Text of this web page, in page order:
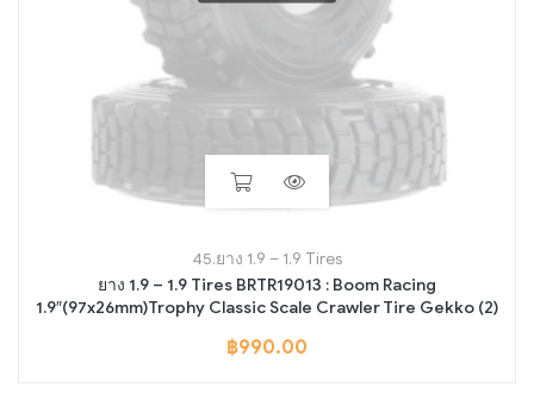
45.ยาง 1.9 – 1.9 Tires
ยาง 1.9 – 1.9 Tires BRTR19013 : Boom Racing
1.9″(97x26mm)Trophy Classic Scale Crawler Tire Gekko (2)
฿990.00